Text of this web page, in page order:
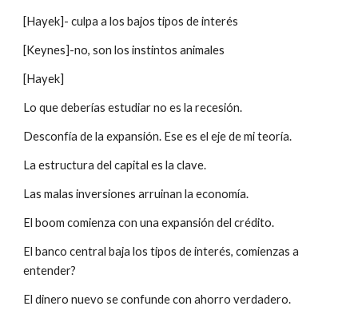
[Hayek]- culpa a los bajos tipos de interés
[Keynes]-no, son los instintos animales
[Hayek]
Lo que deberías estudiar no es la recesión.
Desconfía de la expansión. Ese es el eje de mi teoría.
La estructura del capital es la clave.
Las malas inversiones arruinan la economía.
El boom comienza con una expansión del crédito.
El banco central baja los tipos de interés, comienzas a
entender?
El dinero nuevo se confunde con ahorro verdadero.